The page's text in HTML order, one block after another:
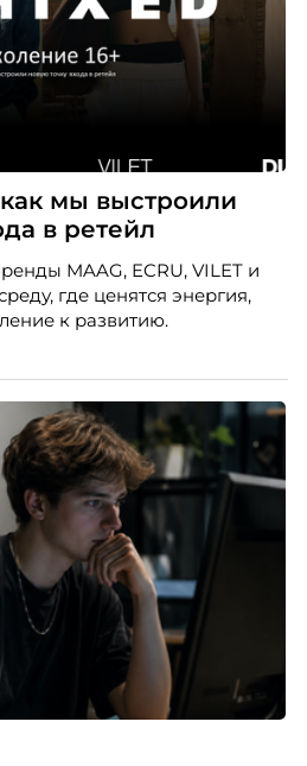
мы выстроили
в ретейл
MAAG, ECRU, VILET и
где ценятся энергия,
к развитию.